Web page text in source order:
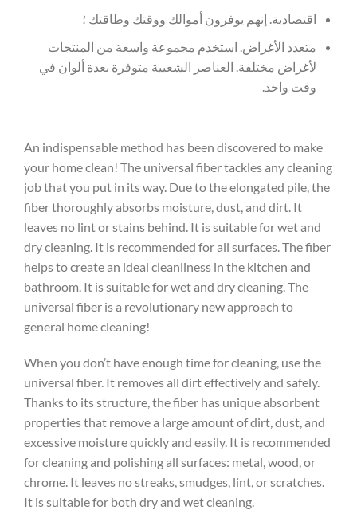
اقتصادية. إنهم يوفرون أموالك ووقتك وطاقتك ؛
متعدد الأغراض. استخدم مجموعة واسعة من المنتجات
لأغراض مختلفة. العناصر الشعبية متوفرة بعدة ألوان في
وقت واحد.
An indispensable method has been discovered to make
your home clean! The universal fiber tackles any cleaning
job that you put in its way. Due to the elongated pile, the
fiber thoroughly absorbs moisture, dust, and dirt. It
leaves no lint or stains behind. It is suitable for wet and
dry cleaning. It is recommended for all surfaces. The fiber
helps to create an ideal cleanliness in the kitchen and
bathroom. It is suitable for wet and dry cleaning. The
universal fiber is a revolutionary new approach to
general home cleaning!
When you don’t have enough time for cleaning, use the
universal fiber. It removes all dirt effectively and safely.
Thanks to its structure, the fiber has unique absorbent
properties that remove a large amount of dirt, dust, and
excessive moisture quickly and easily. It is recommended
for cleaning and polishing all surfaces: metal, wood, or
chrome. It leaves no streaks, smudges, lint, or scratches.
It is suitable for both dry and wet cleaning.